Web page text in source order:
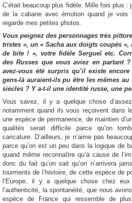
C’était beaucoup plus fidèle. Mille fois plus :
de la cabane avec émotion quand je vois
regarde mes petites photos.
Vous peignez des personnages très
tristes », un « Sacha aux doigts coupés
de bite ! », votre fidèle Sergueï etc.
des Russes que vous aviez en partant
avez-vous été surpris qu’il existe
gens-là auraient-ils pu être les mêmes
siècles ? Y a-t-il une identité russe, une
Vous savez, il y a quelque chose
notamment quand ils vous reçoivent dans
une espèce de permanence, de maintien
qualités serait difficile parce qu’on
caricature. D’ailleurs, je n’aime pas
parce qu’on est un peu dans la logique de
quand même reconnaître qu’à cause de
donc du fait qu’on sait qu’on n’arrivera
tourments de l’histoire, de cette espèce de
l’Europe, il y a quelque chose chez
l’authenticité, la spontanéité, que nous
espèce de France qui ressemble de